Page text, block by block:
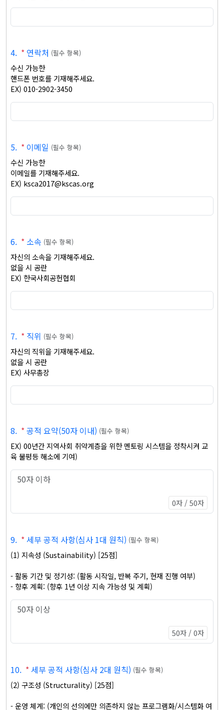
4. * 연락처 (필수 항목)
수신 가능한
핸드폰 번호를 기재해주세요.
EX) 010-2902-3450
5. * 이메일 (필수 항목)
수신 가능한
이메일를 기재해주세요.
EX) ksca2017@kscas.org
6. * 소속 (필수 항목)
자신의 소속을 기재해주세요.
없을 시 공란
EX) 한국사회공헌협회
7. * 직위 (필수 항목)
자신의 직위을 기재해주세요.
없을 시 공란
EX) 사무총장
8. *공적 요약(50자 이내) (필수 항목)
EX) 00년간 지역사회 취약계층을 위한 멘토링 시스템을 정착시켜 교
육 불평등 해소에 기여)
0자 / 50자
9. *세부 공적 사항(심사 1대 원칙) (필수 항목)
(1) 지속성 (Sustainability) [25점]
- 활동 기간 및 정기성: (활동 시작일, 반복 주기, 현재 진행 여부)
- 향후 계획: (향후 1년 이상 지속 가능성 및 계획)
50자 / 0자
10. *세부 공적 사항(심사 2대 원칙) (필수 항목)
(2) 구조성 (Structurality) [25점]
- 운영 체계: (개인의 선의에만 의존하지 않는 프로그램화/시스템화 여